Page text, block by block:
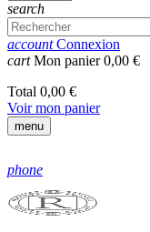
search
account Connexion
cart Mon panier0,00 €
Total 0,00 €
Voir mon panier
menu
phone